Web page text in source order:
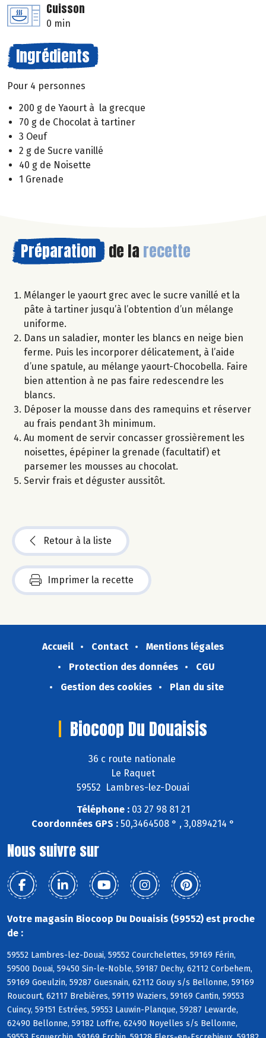
Cuisson
0 min
Ingrédients
Pour 4 personnes
200 g de Yaourt à la grecque
70 g de Chocolat à tartiner
3 Oeuf
2 g de Sucre vanillé
40 g de Noisette
1 Grenade
Préparation de la recette
Mélanger le yaourt grec avec le sucre vanillé et la
pâte à tartiner jusqu’à l’obtention d’un mélange
uniforme.
Dans un saladier, monter les blancs en neige bien
ferme. Puis les incorporer délicatement, à l’aide
d’une spatule, au mélange yaourt-Chocobella. Faire
bien attention à ne pas faire redescendre les
blancs.
Déposer la mousse dans des ramequins et réserver
au frais pendant 3h minimum.
Au moment de servir concasser grossièrement les
noisettes, épépiner la grenade (facultatif) et
parsemer les mousses au chocolat.
Servir frais et déguster aussitôt.
Retour à la liste
Imprimer la recette
Accueil Contact
Mentions légales
Protection des données
CGU
Gestion des cookies
Plan du site
Biocoop Du Douaisis
36 c route nationale
Le Raquet
59552 Lambres-lez-Douai
Téléphone :03 27 98 81 21
Coordonnées GPS : 50,3464508 ° , 3,0894214 °
Nous suivre sur
Votre magasin Biocoop Du Douaisis (59552) est proche
de :
59552 Lambres-lez-Douai, 59552 Courchelettes, 59169 Férin,
59500 Douai, 59450 Sin-le-Noble, 59187 Dechy, 62112 Corbehem,
59169 Goeulzin, 59287 Guesnain, 62112 Gouy s/s Bellonne, 59169
Roucourt, 62117 Brebières, 59119 Waziers, 59169 Cantin, 59553
Cuincy, 59151 Estrées, 59553 Lauwin-Planque, 59287 Lewarde,
62490 Bellonne, 59182 Loffre, 62490 Noyelles s/s Bellonne,